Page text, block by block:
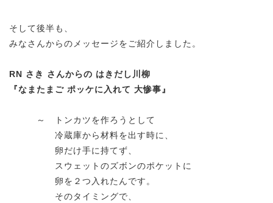
そして後半も、
みなさんからのメッセージをご紹介しました。
RN さき さんからの はきだし川柳
『なまたまご ポッケに入れて 大惨事』
～ トンカツを作ろうとして
冷蔵庫から材料を出す時に、
卵だけ手に持てず、
スウェットのズボンのポケットに
卵を２つ入れたんです。
そのタイミングで、